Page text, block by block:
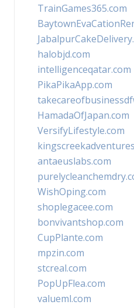
TrainGames365.com
halobjd.com
intelligenceqatar.com
PikaPikaApp.com
HamadaOfJapan.com
VersifyLifestyle.com
antaeuslabs.com
WishOping.com
shoplegacee.com
bonvivantshop.com
CupPlante.com
mpzin.com
stcreal.com
PopUpFlea.com
valueml.com